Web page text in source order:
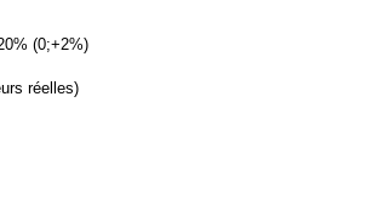
(0;+2%)
réelles)